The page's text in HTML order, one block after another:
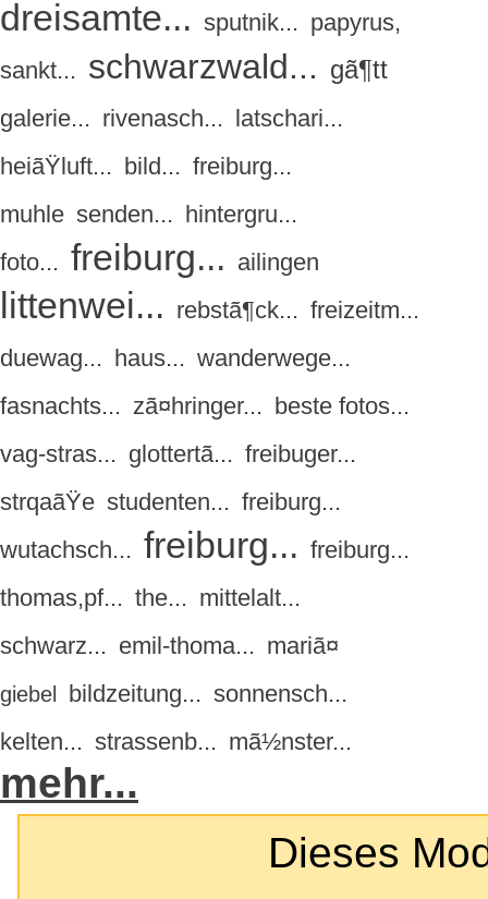
dreisamte... sputnik... papyrus,
sankt... schwarzwald... gã¶tt
galerie... rivenasch... latschari...
heiãŸluft... bild... freiburg...
muhle senden... hintergru...
foto... freiburg... ailingen
littenwei... rebstã¶ck... freizeitm...
duewag... haus... wanderwege...
fasnachts... zã¤hringer... beste fotos...
vag-stras... glottertã... freibuger...
strqaãŸe studenten... freiburg...
wutachsch... freiburg... freiburg...
thomas,pf... the... mittelalt...
schwarz... emil-thoma... mariã¤
giebel bildzeitung... sonnensch...
kelten... strassenb... mã½nster...
mehr...
Dieses